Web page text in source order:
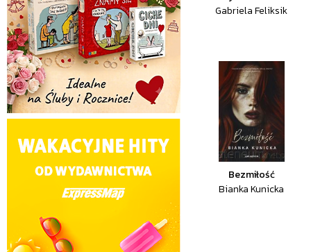
Gabriela Feliksik
Bezmiłość
Bianka Kunicka